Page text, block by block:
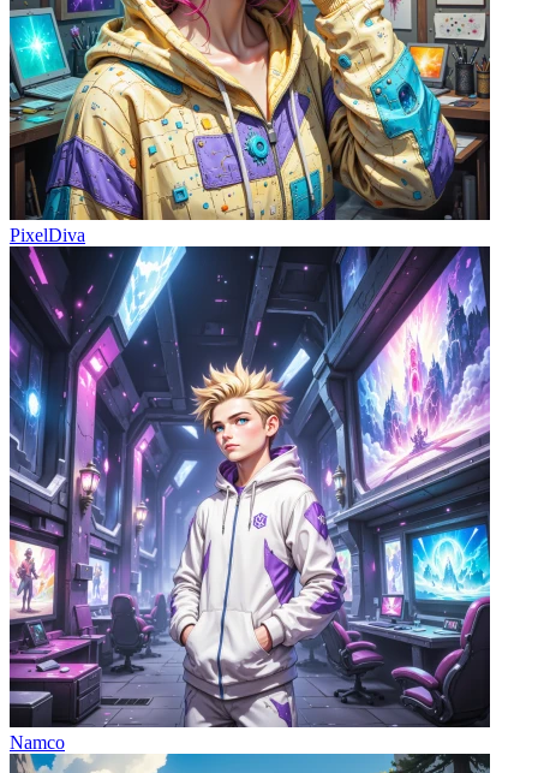
PixelDiva
Namco